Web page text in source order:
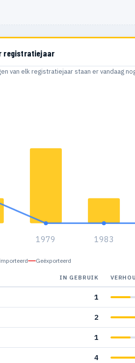
registratiejaar
van elk registratiejaar staan er vandaag
1979 1983
Geëxporteerd
IN GEBRUIK
1
2
1
4